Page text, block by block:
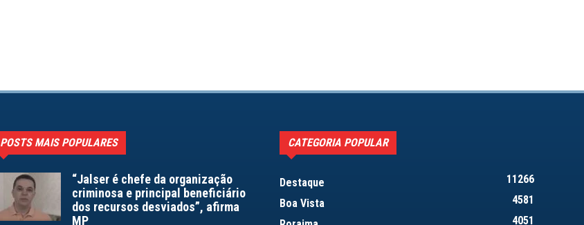
POSTS MAIS POPULARES
“Jalser é chefe da organização
criminosa e principal beneficiário
dos recursos desviados”, afirma
MP
CATEGORIA POPULAR
Destaque
11266
Boa Vista
4581
4051